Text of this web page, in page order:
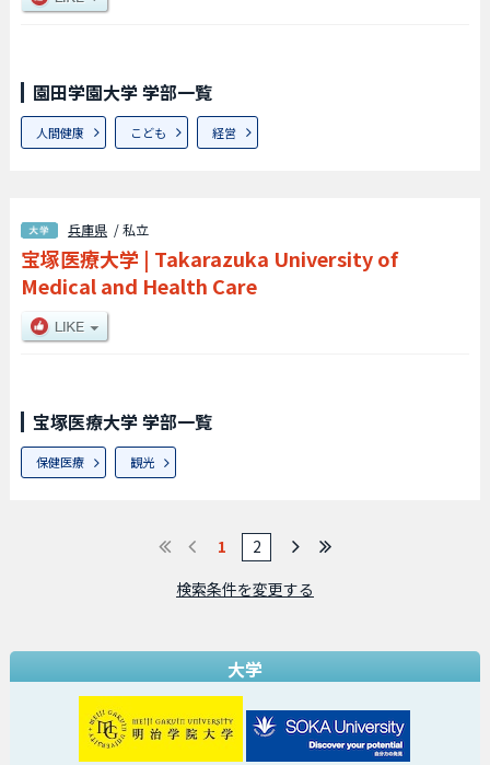
園田学園大学 学部一覧
人間健康 こども 経営
兵庫県 / 私立
宝塚医療大学 | Takarazuka University of
Medical and Health Care
宝塚医療大学 学部一覧
保健医療 観光
1
2
検索条件を変更する
大学